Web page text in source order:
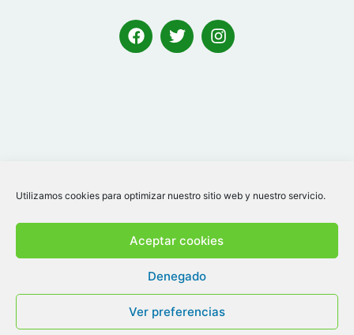
Utilizamos cookies para optimizar nuestro sitio web y nuestro servicio.
Aceptar cookies
Denegado
Ver preferencias
BALALAIKA TEXTIL, S.L